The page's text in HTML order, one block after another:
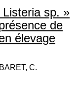
sp. »
de
élevage
C.